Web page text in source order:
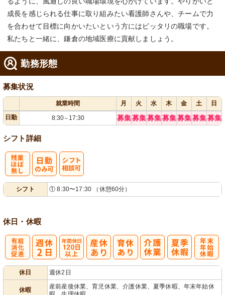
成長を感じられる仕事に取り組みたい看護師さんや、チームで力
を合わせて目標に向かいたいという方にはピッタリの職場です。
私たちと一緒に、鎌倉の地域医療に貢献しましょう。
勤務形態
募集状況
就業時間 月 火 水 木 金 土
日
日勤
8:30～ 17:30 募集募集募集募集募集募集募集
シフト詳細
シフト ① 8:30〜17:30 （休憩60分）
休日・休暇
休日 週休2日
休暇
産前産後休業、育児休業、介護休業、夏季休暇、年末年始休